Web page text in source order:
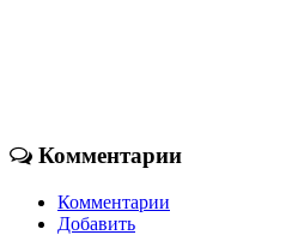
Комментарии
Комментарии
Добавить